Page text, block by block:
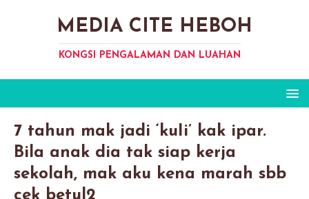
MEDIA CITE HEBOH
KONGSI PENGALAMAN DAN LUAHAN
7 tahun mak jadi ‘kuIi’ kak ipar.
Bila anak dia tak siap kerja
sekolah, mak aku kena marah sbb
cek betul2